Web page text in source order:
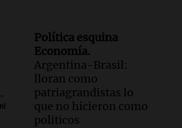
Política esquina
Economía.
Argentina-Brasil:
lloran como
patriagrandistas lo
que no hicieron como
politicos